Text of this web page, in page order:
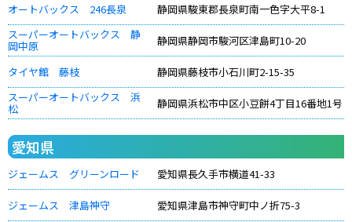
オートバックス 246長泉
静岡県駿東郡長泉町南一色字大平8-1
スーパーオートバックス 静
岡中原 静岡県静岡市駿河区津島町10-20
タイヤ館 藤枝
静岡県藤枝市小石川町2-15-35
スーパーオートバックス 浜
松 静岡県浜松市中区小豆餅4丁目16番地1号
愛知県
ジェームス グリーンロード 愛知県長久手市横道41-33
ジェームス 津島神守
愛知県津島市神守町中ノ折75-3